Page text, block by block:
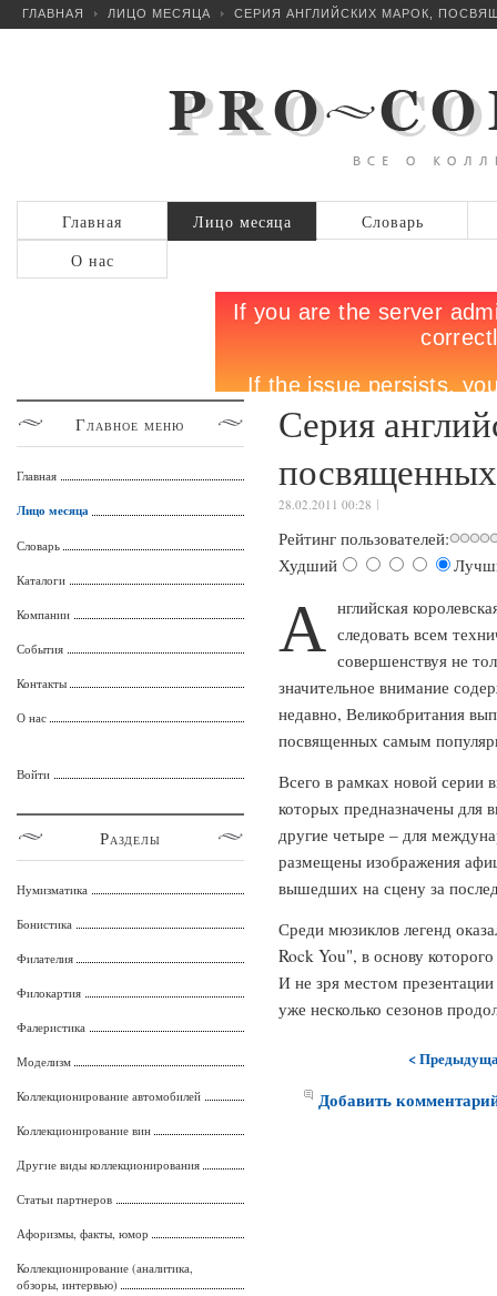
ГЛАВНАЯ ЛИЦО МЕСЯЦА СЕРИЯ АНГЛИЙСКИХ МАРОК,
Главная Лицо месяца
Словарь
О нас
Серия
28.02.2011 00:28
Рейтинг пользователей:
Худший
А нглийская
следовать всем
совершенствуя не
значительное внимание
недавно, Великобритания
посвященных самым
Всего в рамках новой серии
которых предназначены для
другие четыре – для
размещены изображения
вышедших на сцену за
Среди мюзиклов легенд
Rock You", в основу
И не зря местом
уже несколько сезонов
<
Добавить
Главное меню
Главная
Лицо месяца
Словарь
Каталоги
Компании
События
Контакты
О нас
Войти
Разделы
Нумизматика
Бонистика
Филателия
Филокартия
Фалеристика
Моделизм
Коллекционирование автомобилей
Коллекционирование вин
Другие виды коллекционирования
Статьи партнеров
Афоризмы, факты, юмор
Коллекционирование (аналитика,
обзоры, интервью)